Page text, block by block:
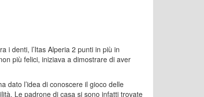
i denti, l’Itas Alperia 2 punti in più in
più felici, iniziava a dimostrare di aver
dato l’idea di conoscere il gioco delle
Le padrone di casa si sono infatti trovate